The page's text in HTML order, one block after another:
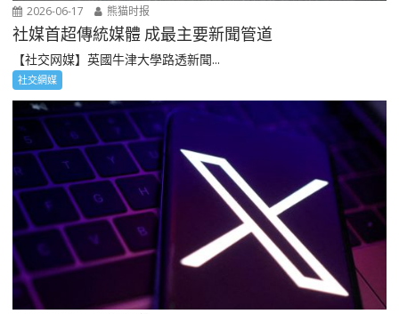
2026-06-17 熊猫时报
社媒首超傳統媒體 成最主要新聞管道
【社交网媒】英國牛津大學路透新聞...
社交網媒